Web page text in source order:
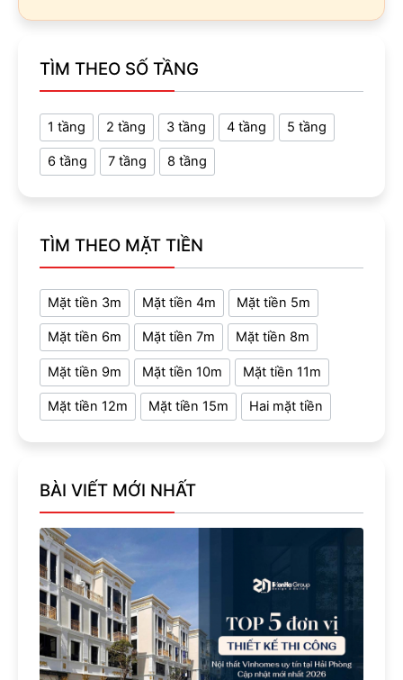
TÌM THEO SỐ TẦNG
1 tầng 2 tầng 3 tầng 4 tầng 5 tầng
6 tầng 7 tầng 8 tầng
TÌM THEO MẶT TIỀN
Mặt tiền 3m Mặt tiền 4m Mặt tiền 5m
Mặt tiền 6m Mặt tiền 7m Mặt tiền 8m
Mặt tiền 9m Mặt tiền 10m Mặt tiền 11m
Mặt tiền 12m Mặt tiền 15m Hai mặt tiền
BÀI VIẾT MỚI NHẤT